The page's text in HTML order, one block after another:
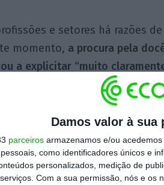
Damos valor à sua
parceiros armazenamos e/ou
como identificadores únicos e
personalizados, medição de
Com a sua permissão, nós e os
e setores há razões
momento, a procura pela
a explicitar “muito
de formação de professores,
de educação e nos mestrados
última década”,salientou.
a trabalhar com o Ministério